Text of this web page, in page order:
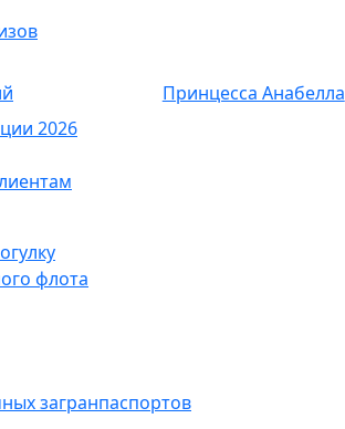
Принцесса Анабелла
2026
флота
загранпаспортов